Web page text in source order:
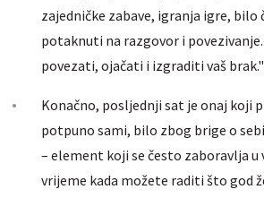
zajedničke zabave, igranja igre, bilo
potaknuti na razgovor i
povezati, ojačati i izgraditi vaš brak."
Konačno, posljednji sat je onaj koji
potpuno sami, bilo zbog brige o
– element koji se često zaboravlja u
vrijeme kada možete raditi što god